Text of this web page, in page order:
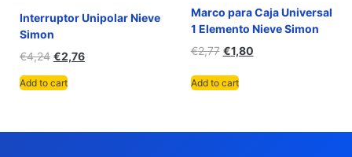
Interruptor Unipolar Nieve
Simon
€4,24 €2,76
Add to cart
Marco para Caja Universal
1 Elemento Nieve Simon
€2,77 €1,80
Add to cart